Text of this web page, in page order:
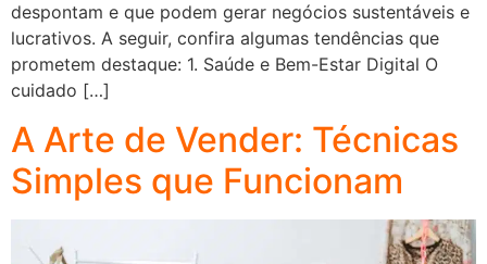
despontam e que podem gerar negócios sustentáveis e
lucrativos. A seguir, confira algumas tendências que
prometem destaque: 1. Saúde e Bem-Estar Digital O
cuidado […]
A Arte de Vender: Técnicas
Simples que Funcionam